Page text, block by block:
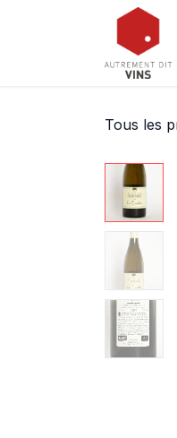
Se rendre au contenu
Tous les